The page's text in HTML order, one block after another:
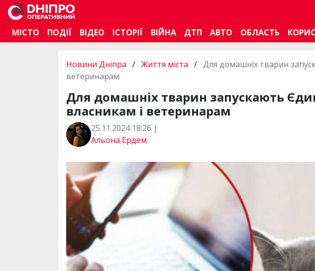
МІСТО
ПОДІЇ ВІДЕО ІСТОРІЇ ВІЙНА ДТП АВТО ОБЛАСТЬ
Новини Дніпра / Життя міста / Для домашніх тварин
ветеринарам
Для домашніх тварин запускають
власникам і ветеринарам
25.11.2024 18:26 |
Альона Ердем